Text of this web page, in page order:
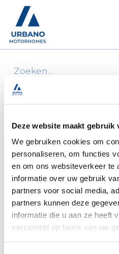
Deze website maakt gebruik
We gebruiken cookies om
personaliseren, om functies
en om ons websiteverkeer te
informatie over uw gebruik
partners voor social media,
partners kunnen deze
informatie die u aan ze heeft
verzameld op basis van uw
Alle producten
Achterbumperhoek r